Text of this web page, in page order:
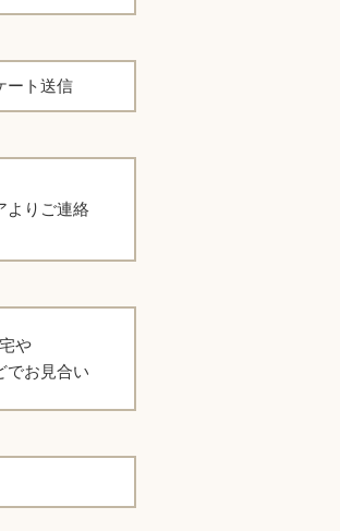
ート送信
よりご連絡
や
でお見合い